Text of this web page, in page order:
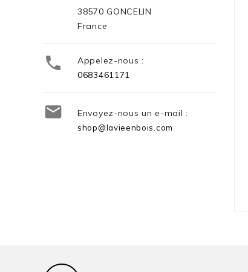
38570 GONCELIN
France

Appelez-nous :
0683461171
 Envoyez-nous un e-mail :
shop@lavieenbois.com